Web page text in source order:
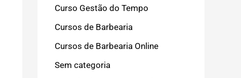
Curso Gestão do Tempo
Cursos de Barbearia
Cursos de Barbearia Online
Sem categoria